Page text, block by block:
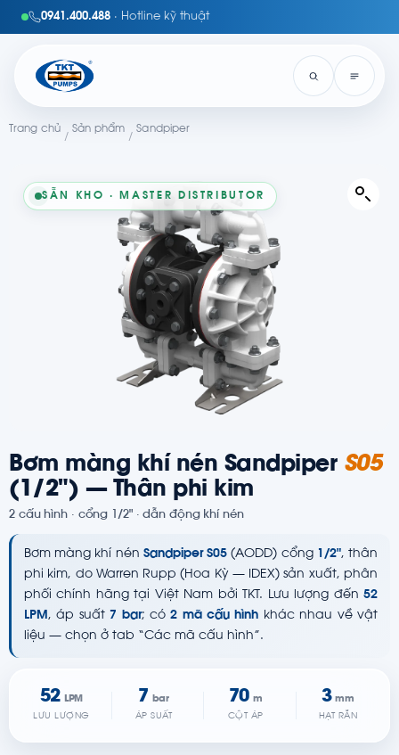
0941.400.488 · Hotline kỹ thuật
Trang chủ
/
Sản phẩm
/
Sandpiper
SẴN KHO · MASTER DISTRIBUTOR
Bơm màng khí nén Sandpiper S05
(1/2") — Thân phi kim
2 cấu hình · cổng 1/2" · dẫn động khí nén
Bơm màng khí nén Sandpiper S05 (AODD) cổng 1/2", thân
phi kim, do Warren Rupp (Hoa Kỳ — IDEX) sản xuất, phân
phối chính hãng tại Việt Nam bởi TKT. Lưu lượng đến 52
LPM, áp suất 7 bar; có2 mã cấu hình khác nhau về vật
liệu — chọn ở tab “Các mã cấu hình”.
52 LPM
LƯU LƯỢNG
7 bar
ÁP SUẤT
70 m
CỘT ÁP
3 mm
HẠT RẮN